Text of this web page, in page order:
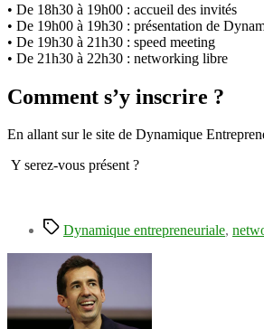
• De 18h30 à 19h00 : accueil des invités
• De 19h00 à 19h30 : présentation de
• De 19h30 à 21h30 : speed meeting
• De 21h30 à 22h30 : networking libre
Comment s’y inscrire ?
En allant sur le site de Dynamique
Y serez-vous présent ?
Étiquettes
Dynamique entrepreneuriale,